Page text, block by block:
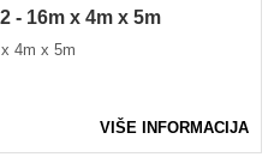
- 16m x 4m x 5m
4m x 5m
VIŠE INFORMACIJA